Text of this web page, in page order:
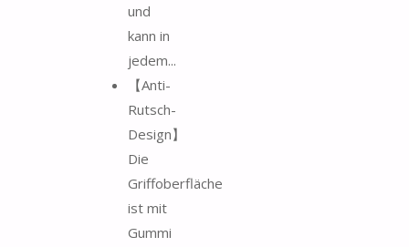
und
kann in
jedem...
【Anti-
Rutsch-
Design】
Die
Griffoberfläche
ist mit
Gummi